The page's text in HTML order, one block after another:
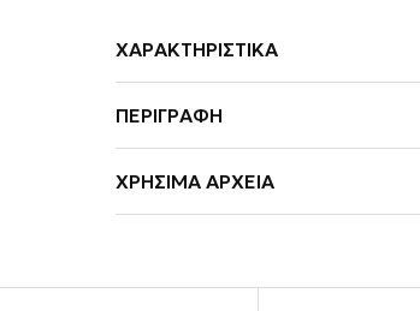
ΧΑΡΑΚΤΗΡΙΣΤΙΚΆ
ΠΕΡΙΓΡΑΦΉ
ΧΡΉΣΙΜΑ ΑΡΧΕΊΑ